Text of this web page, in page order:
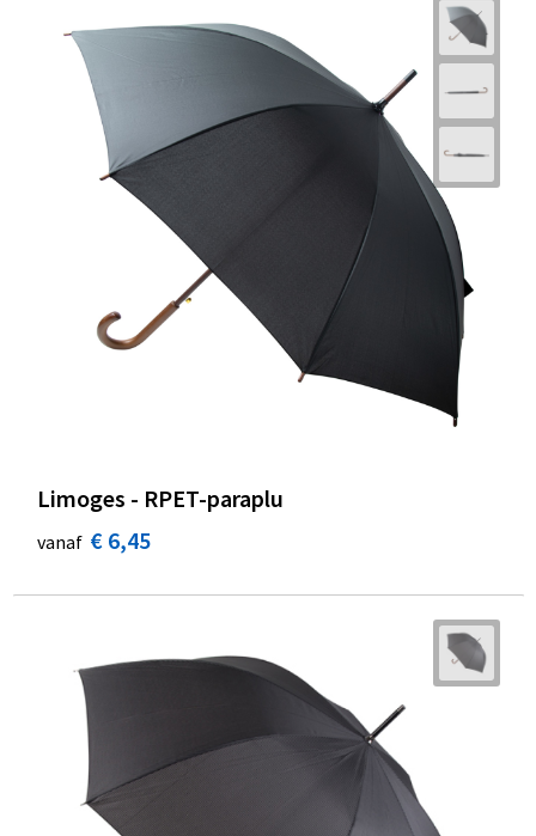
Limoges - RPET-paraplu
vanaf € 6,45